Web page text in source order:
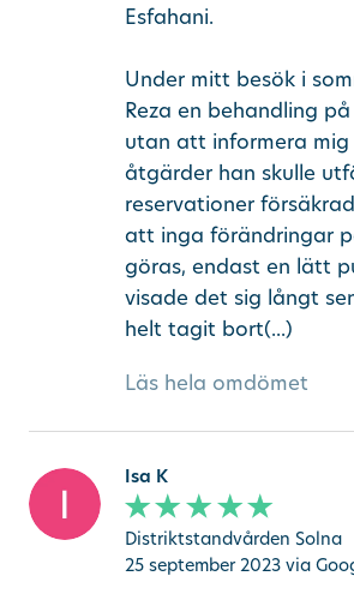
Esfahani.
Under mitt besök i
Reza en behandling
utan att informera mig
åtgärder han skulle
reservationer
att inga förändringar
göras, endast en lätt
visade det sig långt
helt tagit bort(...)
Läs hela omdömet
Isa K
Distriktstandvården Solna
25 september 2023 via